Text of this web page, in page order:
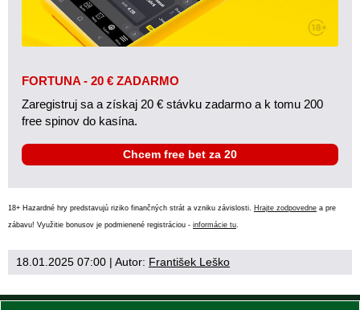
FORTUNA - 20 € ZADARMO
Zaregistruj sa a získaj 20 € stávku zadarmo a k tomu 200
free spinov do kasína.
Chcem free bet za 20
18+ Hazardné hry predstavujú riziko finančných strát a vzniku závislosti. Hrajte zodpovedne a pre
zábavu! Využitie bonusov je podmienené registráciou - informácie tu
18.01.2025 07:00 | Autor: František Leško